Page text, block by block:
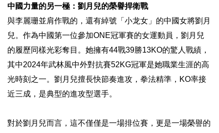
中國力量的另一極：劉月兒的榮譽捍衛戰
與李麗珊並肩作戰的，還有綽號「小龙女」的中國女將劉月
兒。作為中國第一位參加ONE冠軍賽的女運動員，劉月兒
的履歷同樣光彩奪目。她擁有44戰39勝13KO的驚人戰績，
其中2024年武林風中外對抗賽52KG冠軍是她職業生涯的高
光時刻之一。劉月兒擅長快節奏進攻，拳法精準，KO率接
近三成，是典型的進攻型選手。
對於劉月兒而言，這不僅僅是一場排位賽，更是一場榮譽的